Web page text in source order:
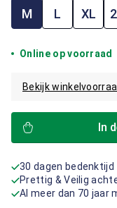
M L XL
Online op voorraad
Bekijk
In
30 dagen bedenktijd
Prettig & Veilig
Al meer dan 70 jaar